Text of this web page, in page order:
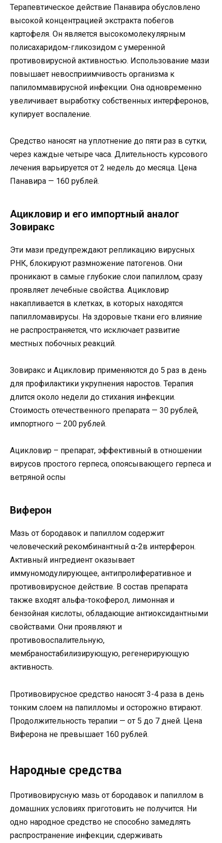
Терапевтическое действие Панавира обусловлено
высокой концентрацией экстракта побегов
картофеля. Он является высокомолекулярным
полисахаридом-гликозидом с умеренной
противовирусной активностью. Использование мази
повышает невосприимчивость организма к
папиломмавирусной инфекции. Она одновременно
увеличивает выработку собственных интерферонов,
купирует воспаление.
Средство наносят на уплотнение до пяти раз в сутки,
через каждые четыре часа. Длительность курсового
лечения варьируется от 2 недель до месяца. Цена
Панавира — 160 рублей.
Ацикловир и его импортный аналог
Зовиракс
Эти мази предупреждают репликацию вирусных
РНК, блокируют размножение патогенов. Они
проникают в самые глубокие слои папиллом, сразу
проявляет лечебные свойства. Ацикловир
накапливается в клетках, в которых находятся
папилломавирусы. На здоровые ткани его влияние
не распространяется, что исключает развитие
местных побочных реакций.
Зовиракс и Ацикловир применяются до 5 раз в день
для профилактики укрупнения наростов. Терапия
длится около недели до стихания инфекции.
Стоимость отечественного препарата — 30 рублей,
импортного — 200 рублей.
Ацикловир – препарат, эффективный в отношении
вирусов простого герпеса, опоясывающего герпеса и
ветряной оспы
Виферон
Мазь от бородавок и папиллом содержит
человеческий рекомбинантный α-2в интерферон.
Активный ингредиент оказывает
иммуномодулирующее, антипролиферативное и
противовирусное действие. В состав препарата
также входят альфа-токоферол, лимонная и
бензойная кислоты, обладающие антиоксидантными
свойствами. Они проявляют и
противовоспалительную,
мембраностабилизирующую, регенерирующую
активность.
Противовирусное средство наносят 3-4 раза в день
тонким слоем на папилломы и осторожно втирают.
Продолжительность терапии — от 5 до 7 дней. Цена
Виферона не превышает 160 рублей.
Народные средства
Противовирусную мазь от бородавок и папиллом в
домашних условиях приготовить не получится. Ни
одно народное средство не способно замедлять
распространение инфекции, сдерживать